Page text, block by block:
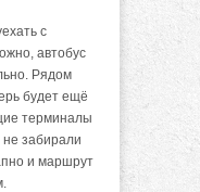
с
автобус
Рядом
будет ещё
терминалы
забирали
и маршрут